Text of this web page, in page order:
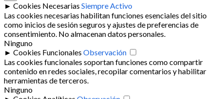
► Cookies Necesarias Siempre Activo
Las cookies necesarias habilitan funciones esenciales del sitio
como inicios de sesión seguros y ajustes de preferencias de
consentimiento. No almacenan datos personales.
Ninguno
► Cookies Funcionales Observación
Las cookies funcionales soportan funciones como compartir
contenido en redes sociales, recopilar comentarios y habilitar
herramientas de terceros.
Ninguno